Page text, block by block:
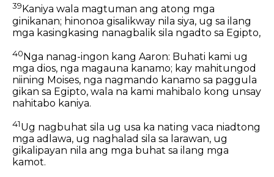
39 Kaniya wala magtuman ang atong mga
ginikanan; hinonoa gisalikway nila siya, ug sa ilang
mga kasingkasing nanagbalik sila ngadto sa Egipto,
40Nga nanag-ingon kang Aaron: Buhati kami ug
mga dios, nga magauna kanamo; kay mahitungod
niining Moises, nga nagmando kanamo sa paggula
gikan sa Egipto, wala na kami mahibalo kong unsay
nahitabo kaniya.
41Ug nagbuhat sila ug usa ka nating vaca niadtong
mga adlawa, ug naghalad sila sa larawan, ug
gikalipayan nila ang mga buhat sa ilang mga
kamot.